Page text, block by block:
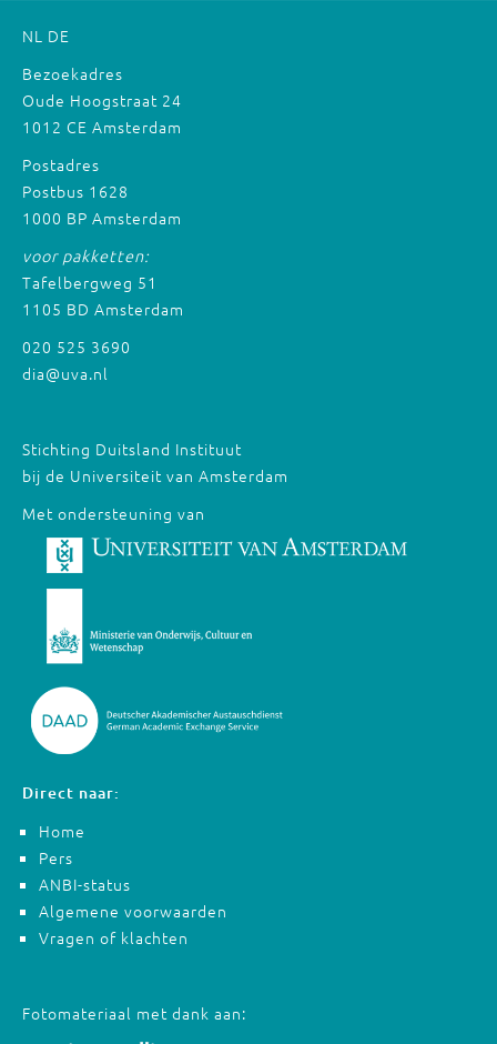
NL DE
Bezoekadres
Oude Hoogstraat 24
1012 CE Amsterdam
Postadres
Postbus 1628
1000 BP Amsterdam
voor pakketten:
Tafelbergweg 51
1105 BD Amsterdam
020 525 3690
dia@uva.nl
Stichting Duitsland Instituut
bij de Universiteit van Amsterdam
Met ondersteuning van
Direct naar:
Home
Pers
ANBI-status
Algemene voorwaarden
Vragen of klachten
Fotomateriaal met dank aan: